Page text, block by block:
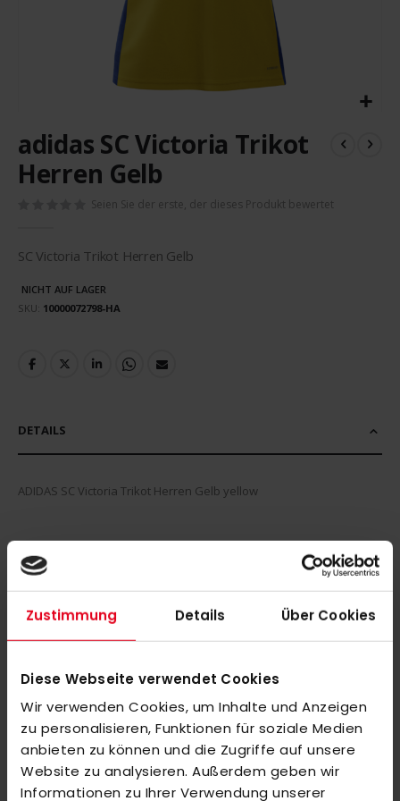
Zustimmung Details Über Cookies
Diese Webseite verwendet Cookies
Wir verwenden Cookies, um Inhalte und Anzeigen
zu personalisieren, Funktionen für soziale Medien
anbieten zu können und die Zugriffe auf unsere
Website zu analysieren. Außerdem geben wir
Informationen zu Ihrer Verwendung unserer
Anfang
der
Bildergalerie
adidas SC Victoria Trikot
Herren Gelb
Seien Sie der erste, der dieses Produkt bewertet
SC Victoria Trikot Herren Gelb
NICHT AUF LAGER
SKU 10000072798-HA
DETAILS
ADIDAS SC Victoria Trikot Herren Gelb yellow
MEHR INFORMATIONEN
ÄHNLICHE PRODUKTE
Markieren Sie die Artikel, um Sie dem Warenkorb hinzuzufügen
adidas ENT22 SWEAT PANT navy Y
45,00 €